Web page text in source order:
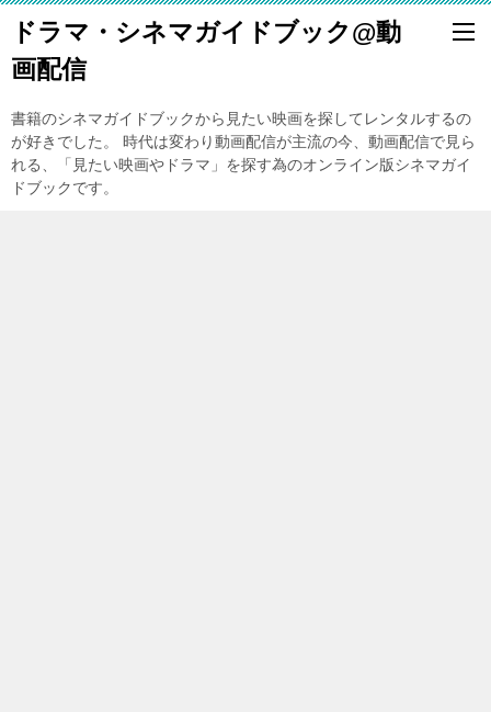
ドラマ・シネマガイドブック@動
画配信
書籍のシネマガイドブックから見たい映画を探してレンタルするの
が好きでした。 時代は変わり動画配信が主流の今、動画配信で見ら
れる、「見たい映画やドラマ」を探す為のオンライン版シネマガイ
ドブックです。